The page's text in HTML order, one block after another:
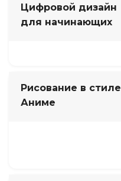
Цифровой дизайн
для начинающих
Рисование в стиле
Аниме